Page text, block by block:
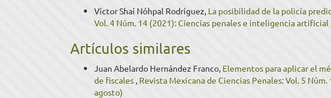
Víctor Shaí Nóhpal Rodríguez, La posibilidad de la policía
Vol. 4 Núm. 14 (2021): Ciencias penales e inteligencia artificial
Artículos similares
Juan Abelardo Hernández Franco, Elementos para aplicar el
de fiscales , Revista Mexicana de Ciencias Penales: Vol. 5
agosto)